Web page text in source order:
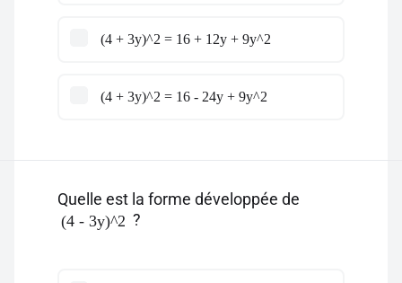
(4 + 3y)^2 = 16 + 12y + 9y^2
(4 + 3y)^2 = 16 - 24y + 9y^2
Quelle est la forme développée de
(4 - 3y)^2 ?